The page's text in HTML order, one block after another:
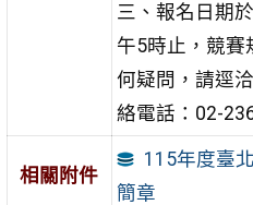
三、報名日期
午5時止，競賽
何疑問，請逕
絡電話：02-
相關附件
115年度臺
簡章